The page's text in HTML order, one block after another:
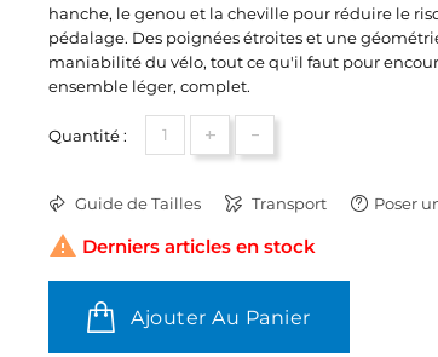
hanche, le genou et la cheville pour réduire le
pédalage. Des poignées étroites et une
maniabilité du vélo, tout ce qu'il faut pour
ensemble léger, complet.
Quantité : + -
Guide de Tailles Transport Poser
 Derniers articles en stock
Ajouter Au Panier